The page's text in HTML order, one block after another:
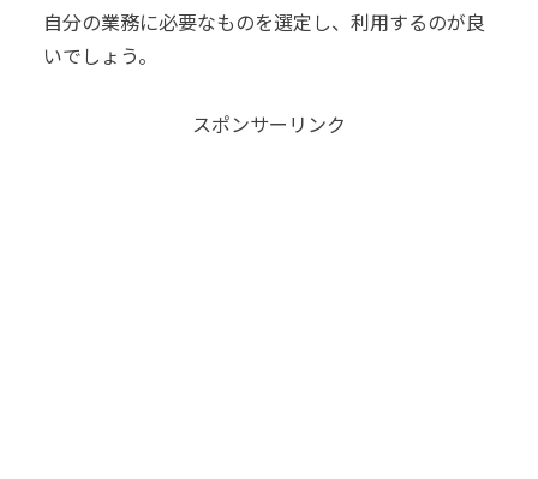
自分の業務に必要なものを選定し、利用するのが良
いでしょう。
スポンサーリンク